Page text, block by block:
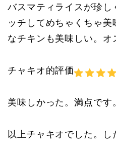
バスマティライスが珍し
ッチしてめちゃくちゃ
なチキンも美味しい。オ
チャキオ的評価
美味しかった。満点です
以上チャキオでした。し